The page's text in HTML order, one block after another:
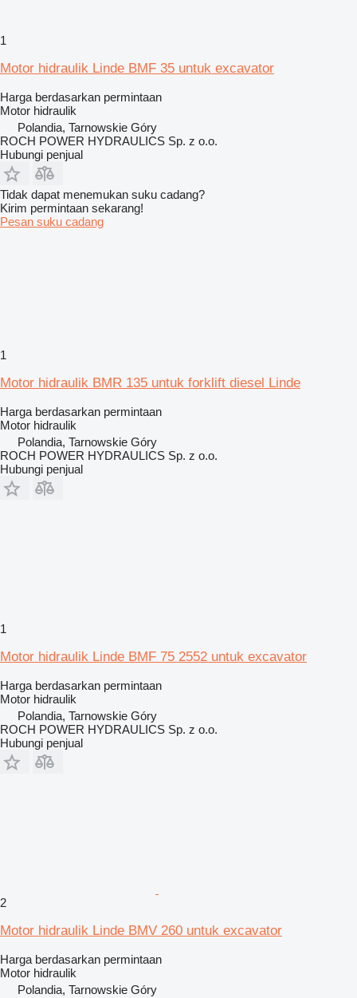
1
Motor hidraulik Linde BMF 35 untuk excavator
Harga berdasarkan permintaan
Motor hidraulik
Polandia, Tarnowskie Góry
ROCH POWER HYDRAULICS Sp. z o.o.
Hubungi penjual
Tidak dapat menemukan suku cadang?
Kirim permintaan sekarang!
Pesan suku cadang
1
Motor hidraulik BMR 135 untuk forklift diesel Linde
Harga berdasarkan permintaan
Motor hidraulik
Polandia, Tarnowskie Góry
ROCH POWER HYDRAULICS Sp. z o.o.
Hubungi penjual
1
Motor hidraulik Linde BMF 75 2552 untuk excavator
Harga berdasarkan permintaan
Motor hidraulik
Polandia, Tarnowskie Góry
ROCH POWER HYDRAULICS Sp. z o.o.
Hubungi penjual
2
Motor hidraulik Linde BMV 260 untuk excavator
Harga berdasarkan permintaan
Motor hidraulik
Polandia, Tarnowskie Góry